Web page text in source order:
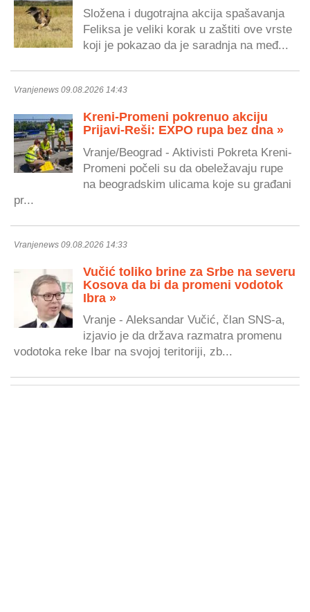
Složena i dugotrajna akcija spašavanja
Feliksa je veliki korak u zaštiti ove vrste
koji je pokazao da je saradnja na međ...
Vranjenews 09.08.2026 14:43
Kreni-Promeni pokrenuo akciju
Prijavi-Reši: EXPO rupa bez dna »
Vranje/Beograd - Aktivisti Pokreta Kreni-
Promeni počeli su da obeležavaju rupe
na beogradskim ulicama koje su građani
pr...
Vranjenews 09.08.2026 14:33
Vučić toliko brine za Srbe na severu
Kosova da bi da promeni vodotok
Ibra »
Vranje - Aleksandar Vučić, član SNS-a,
izjavio je da država razmatra promenu
vodotoka reke Ibar na svojoj teritoriji, zb...